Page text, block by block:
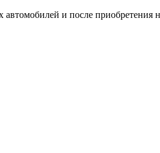
и после приобретения